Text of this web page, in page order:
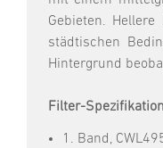
Gebieten.
städtischen
Hintergrund
Filter-
1. Band,